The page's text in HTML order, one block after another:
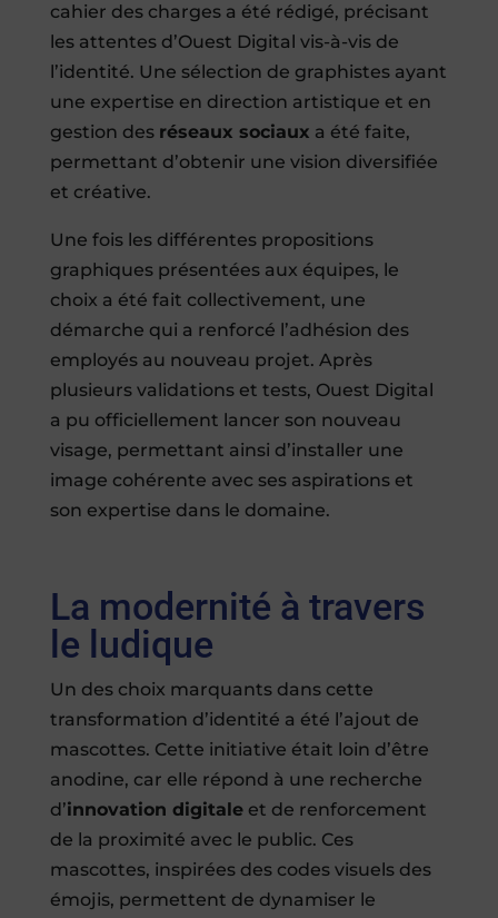
cahier des charges a été rédigé, précisant
les attentes d’Ouest Digital vis-à-vis de
l’identité. Une sélection de graphistes ayant
une expertise en direction artistique et en
gestion des réseaux sociaux a été faite,
permettant d’obtenir une vision diversifiée
et créative.
Une fois les différentes propositions
graphiques présentées aux équipes, le
choix a été fait collectivement, une
démarche qui a renforcé l’adhésion des
employés au nouveau projet. Après
plusieurs validations et tests, Ouest Digital
a pu officiellement lancer son nouveau
visage, permettant ainsi d’installer une
image cohérente avec ses aspirations et
son expertise dans le domaine.
La modernité à travers
le ludique
Un des choix marquants dans cette
transformation d’identité a été l’ajout de
mascottes. Cette initiative était loin d’être
anodine, car elle répond à une recherche
d’innovation digitaleet de renforcement
de la proximité avec le public. Ces
mascottes, inspirées des codes visuels des
émojis, permettent de dynamiser le